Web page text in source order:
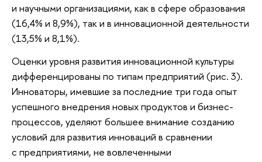
и научными организациями, как в сфере образования
(16,4% и 8,9%), так и в инновационной деятельности
(13,5% и 8,1%).
Оценки уровня развития инновационной культуры
дифференцированы по типам предприятий (рис. 3).
Инноваторы, имевшие за последние три года опыт
успешного внедрения новых продуктов и бизнес-
процессов, уделяют большее внимание созданию
условий для развития инноваций в сравнении
с предприятиями, не вовлеченными